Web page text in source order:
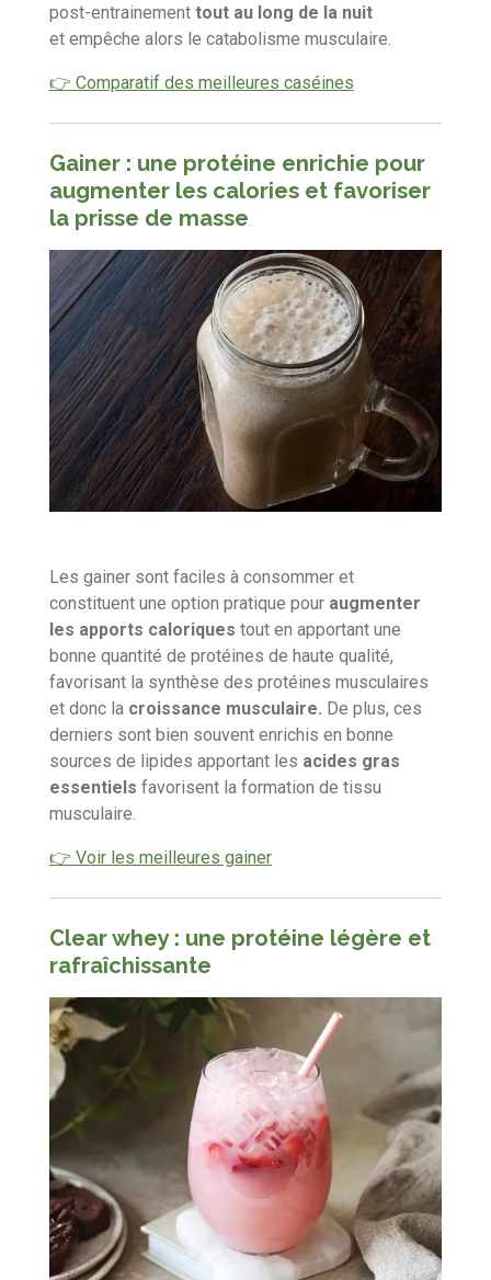
post-entrainement tout au long de la nuit
et empêche alors le catabolisme musculaire.
👉 Comparatif des meilleures caséines
Gainer : une protéine enrichie pour
augmenter les calories et favoriser
la prisse de masse
Les gainer sont faciles à consommer et
constituent une option pratique pour augmenter
les apports caloriques tout en apportant une
bonne quantité de protéines de haute qualité,
favorisant la synthèse des protéines musculaires
et donc la croissance musculaire. De plus, ces
derniers sont bien souvent enrichis en bonne
sources de lipides apportant les acides gras
essentiels favorisent la formation de tissu
musculaire.
👉 Voir les meilleures gainer
Clear whey : une protéine légère et
rafraîchissante